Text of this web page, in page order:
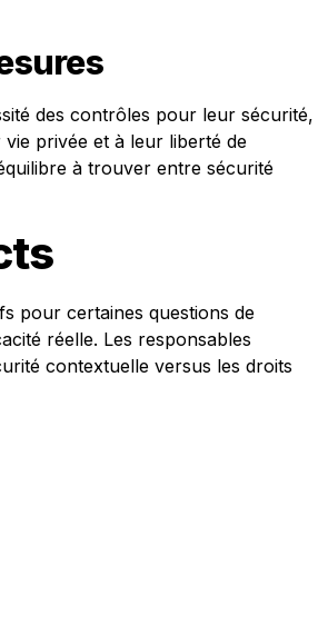
des contrôles pour leur sécurité,
privée et à leur liberté de
à trouver entre sécurité
pour certaines questions de
réelle. Les responsables
contextuelle versus les droits